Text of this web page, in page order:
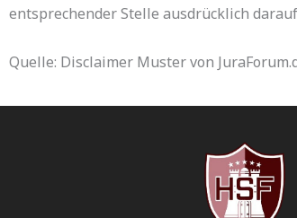
entsprechender Stelle ausdrücklich
Quelle: Disclaimer Muster von